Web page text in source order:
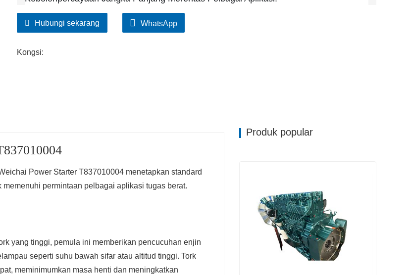
Jenis:Perhimpunan Pemula Nama Jenama:XJH
Waranti:3 Bulan Nama Produk:pemula
Hubungi sekarang WhatsApp
Kongsi:
Power Starter T837010004 menetapkan standard
permintaan pelbagai aplikasi tugas berat.
yang tinggi, pemula ini memberikan pencucuhan enjin
seperti suhu bawah sifar atau altitud tinggi. Tork
meminimumkan masa henti dan meningkatkan
Produk popular